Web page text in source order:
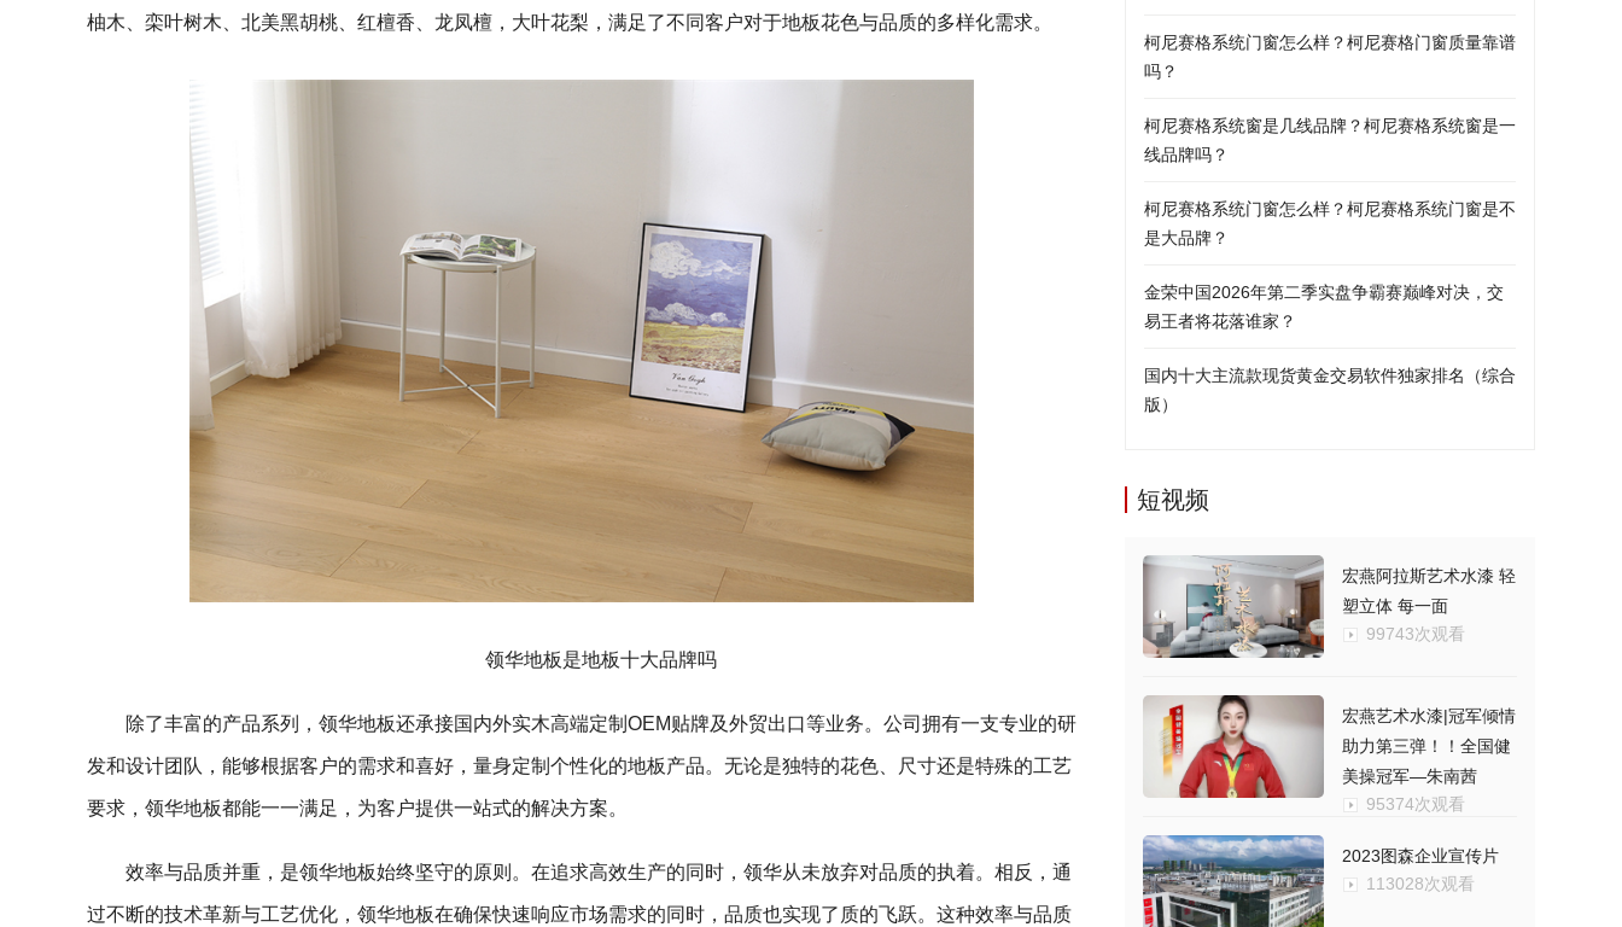
柚木、栾叶树木、北美黑胡桃、红檀香、龙凤檀，大叶花梨，满足了不同客户对于地板花色与品质的多样化需求。
领华地板是地板十大品牌吗
除了丰富的产品系列，领华地板还承接国内外实木高端定制OEM贴牌及外贸出口等业务。公司拥有一支专业的研
发和设计团队，能够根据客户的需求和喜好，量身定制个性化的地板产品。无论是独特的花色、尺寸还是特殊的工艺
要求，领华地板都能一一满足，为客户提供一站式的解决方案。
效率与品质并重，是领华地板始终坚守的原则。在追求高效生产的同时，领华从未放弃对品质的执着。相反，通
过不断的技术革新与工艺优化，领华地板在确保快速响应市场需求的同时，品质也实现了质的飞跃。这种效率与品质
柯尼赛格系统门窗怎么样？柯尼赛格门窗质量靠谱
吗？
柯尼赛格系统窗是几线品牌？柯尼赛格系统窗是一
线品牌吗？
柯尼赛格系统门窗怎么样？柯尼赛格系统门窗是不
是大品牌？
金荣中国2026年第二季实盘争霸赛巅峰对决，交
易王者将花落谁家？
国内十大主流款现货黄金交易软件独家排名（综合
版）
短视频
宏燕阿拉斯艺术水漆 轻
塑立体 每一面
99743次观看
宏燕艺术水漆|冠军倾情
助力第三弹！！全国健
美操冠军—朱南茜
95374次观看
2023图森企业宣传片
113028次观看